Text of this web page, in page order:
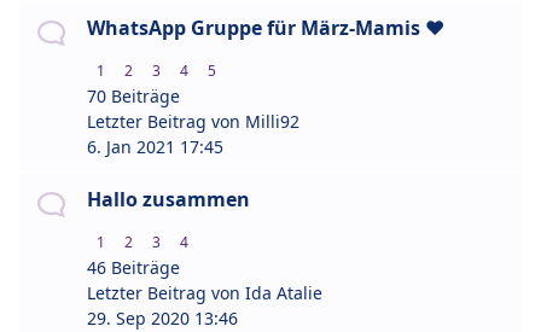
WhatsApp Gruppe für März-Mamis ❤️
1 2 3 4 5
70 Beiträge
Letzter Beitrag von Milli92
6. Jan 2021 17:45
Hallo zusammen
1 2 3 4
46 Beiträge
Letzter Beitrag von Ida Atalie
29. Sep 2020 13:46